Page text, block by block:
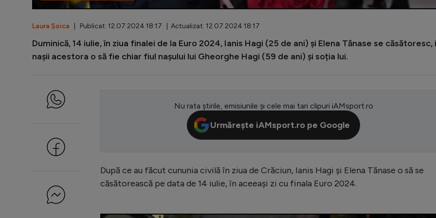
Laura Șoica | Publicat: 12.07.2024 18:17 | Actualizat: 12.07.2024 18:17
Duminică, 14 iulie, în ziua finalei de la Euro 2024, Ianis Hagi (25 de ani) și Elena Tănase se căsătoresc,
nașii acestora o să fie chiar fiul nașului lui Gheorghe Hagi (59 de ani) și soția lui.
Nu rata știrile, emisiunile și cele mai tari clipuri iAMsport.ro
Urmărește iAMsport.ro pe Google
După ce au făcut cununia civilă în ziua de Crăciun, Ianis Hagi și Elena Tănase o să se
căsătorească pe data de 14 iulie, în aceeași zi cu finala Euro 2024.